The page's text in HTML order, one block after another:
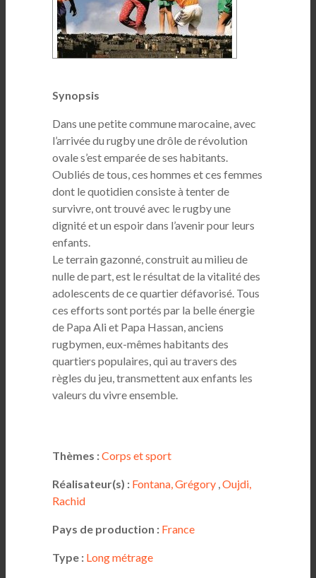
Synopsis
Dans une petite commune marocaine, avec
l’arrivée du rugby une drôle de révolution
ovale s’est emparée de ses habitants.
Oubliés de tous, ces hommes et ces femmes
dont le quotidien consiste à tenter de
survivre, ont trouvé avec le rugby une
dignité et un espoir dans l’avenir pour leurs
enfants.
Le terrain gazonné, construit au milieu de
nulle de part, est le résultat de la vitalité des
adolescents de ce quartier défavorisé. Tous
ces efforts sont portés par la belle énergie
de Papa Ali et Papa Hassan, anciens
rugbymen, eux-mêmes habitants des
quartiers populaires, qui au travers des
règles du jeu, transmettent aux enfants les
valeurs du vivre ensemble.
Thèmes :Corps et sport
Réalisateur(s) : Fontana, Grégory ,Oujdi,
Rachid
Pays de production : France
Type : Long métrage